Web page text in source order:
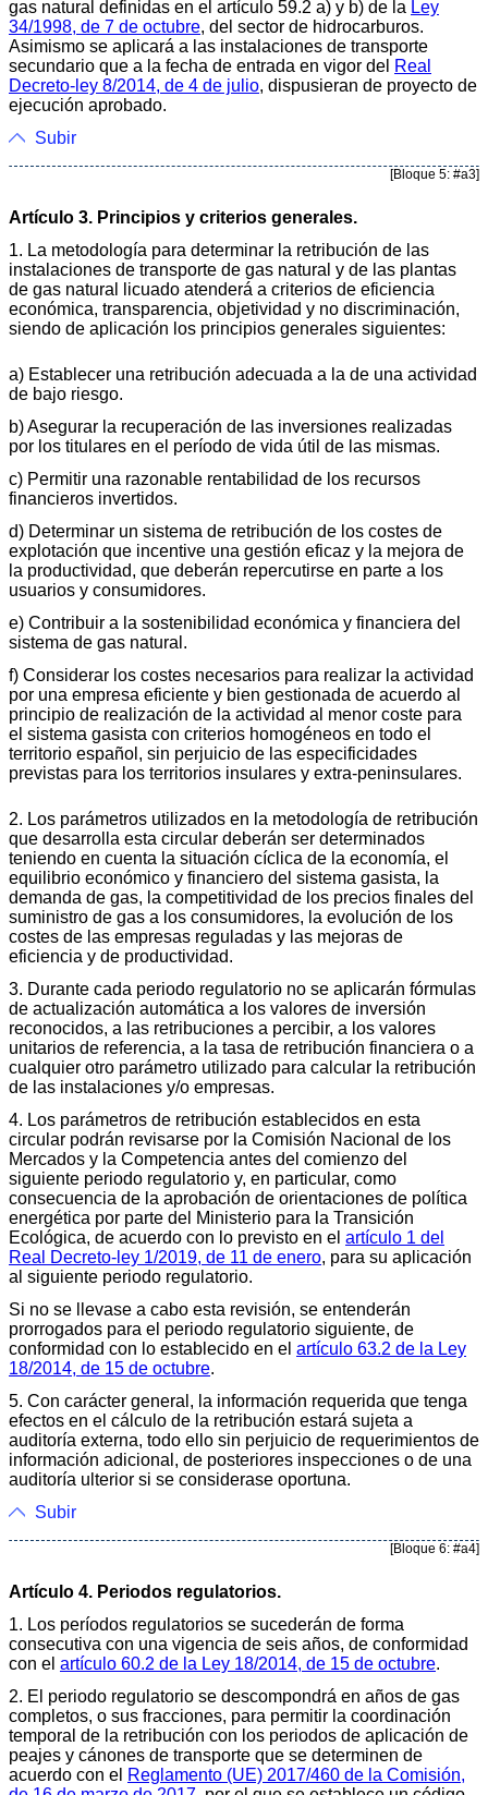
gas natural definidas en el artículo 59.2 a) y b) de la Ley
34/1998, de 7 de octubre, del sector de hidrocarburos.
Asimismo se aplicará a las instalaciones de transporte
secundario que a la fecha de entrada en vigor del Real
Decreto-ley 8/2014, de 4 de julio, dispusieran de proyecto de
ejecución aprobado.
Subir
[Bloque 5: #a3]
Artículo 3. Principios y criterios generales.
1. La metodología para determinar la retribución de las
instalaciones de transporte de gas natural y de las plantas
de gas natural licuado atenderá a criterios de eficiencia
económica, transparencia, objetividad y no discriminación,
siendo de aplicación los principios generales siguientes:
a) Establecer una retribución adecuada a la de una actividad
de bajo riesgo.
b) Asegurar la recuperación de las inversiones realizadas
por los titulares en el período de vida útil de las mismas.
c) Permitir una razonable rentabilidad de los recursos
financieros invertidos.
d) Determinar un sistema de retribución de los costes de
explotación que incentive una gestión eficaz y la mejora de
la productividad, que deberán repercutirse en parte a los
usuarios y consumidores.
e) Contribuir a la sostenibilidad económica y financiera del
sistema de gas natural.
f) Considerar los costes necesarios para realizar la actividad
por una empresa eficiente y bien gestionada de acuerdo al
principio de realización de la actividad al menor coste para
el sistema gasista con criterios homogéneos en todo el
territorio español, sin perjuicio de las especificidades
previstas para los territorios insulares y extra-peninsulares.
2. Los parámetros utilizados en la metodología de retribución
que desarrolla esta circular deberán ser determinados
teniendo en cuenta la situación cíclica de la economía, el
equilibrio económico y financiero del sistema gasista, la
demanda de gas, la competitividad de los precios finales del
suministro de gas a los consumidores, la evolución de los
costes de las empresas reguladas y las mejoras de
eficiencia y de productividad.
3. Durante cada periodo regulatorio no se aplicarán fórmulas
de actualización automática a los valores de inversión
reconocidos, a las retribuciones a percibir, a los valores
unitarios de referencia, a la tasa de retribución financiera o a
cualquier otro parámetro utilizado para calcular la retribución
de las instalaciones y/o empresas.
4. Los parámetros de retribución establecidos en esta
circular podrán revisarse por la Comisión Nacional de los
Mercados y la Competencia antes del comienzo del
siguiente periodo regulatorio y, en particular, como
consecuencia de la aprobación de orientaciones de política
energética por parte del Ministerio para la Transición
Ecológica, de acuerdo con lo previsto en el artículo 1 del
Real Decreto-ley 1/2019, de 11 de enero, para su aplicación
al siguiente periodo regulatorio.
Si no se llevase a cabo esta revisión, se entenderán
prorrogados para el periodo regulatorio siguiente, de
conformidad con lo establecido en el artículo 63.2 de la Ley
18/2014, de 15 de octubre.
5. Con carácter general, la información requerida que tenga
efectos en el cálculo de la retribución estará sujeta a
auditoría externa, todo ello sin perjuicio de requerimientos de
información adicional, de posteriores inspecciones o de una
auditoría ulterior si se considerase oportuna.
Subir
[Bloque 6: #a4]
Artículo 4. Periodos regulatorios.
1. Los períodos regulatorios se sucederán de forma
consecutiva con una vigencia de seis años, de conformidad
con el artículo 60.2 de la Ley 18/2014, de 15 de octubre.
2. El periodo regulatorio se descompondrá en años de gas
completos, o sus fracciones, para permitir la coordinación
temporal de la retribución con los periodos de aplicación de
peajes y cánones de transporte que se determinen de
acuerdo con el Reglamento (UE) 2017/460 de la Comisión,